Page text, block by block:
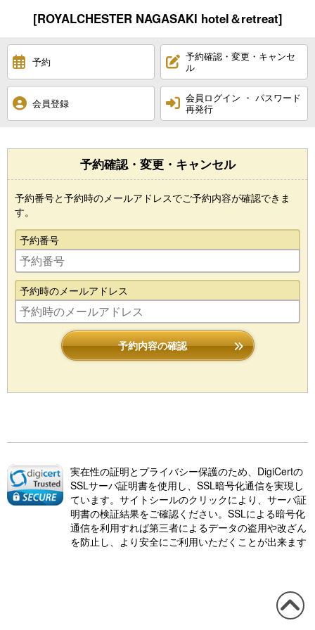
[ROYALCHESTER NAGASAKI hotel＆retreat]
予約
予約確認・変更・キャンセ
ル
会員登録
会員ログイン ・ パスワード
再発行
予約確認・変更・キャンセル
予約番号と予約時のメールアドレスでご予約内容が確認できま
す。
予約番号
予約時のメールアドレス
予約内容の確認
実在性の証明とプライバシー保護のため、DigiCertの
SSLサーバ証明書を使用し、SSL暗号化通信を実現し
ています。サイトシールのクリックにより、サーバ証
明書の検証結果をご確認ください。SSLによる暗号化
通信を利用すれば第三者によるデータの盗用や改ざん
を防止し、より安全にご利用いただくことが出来ます